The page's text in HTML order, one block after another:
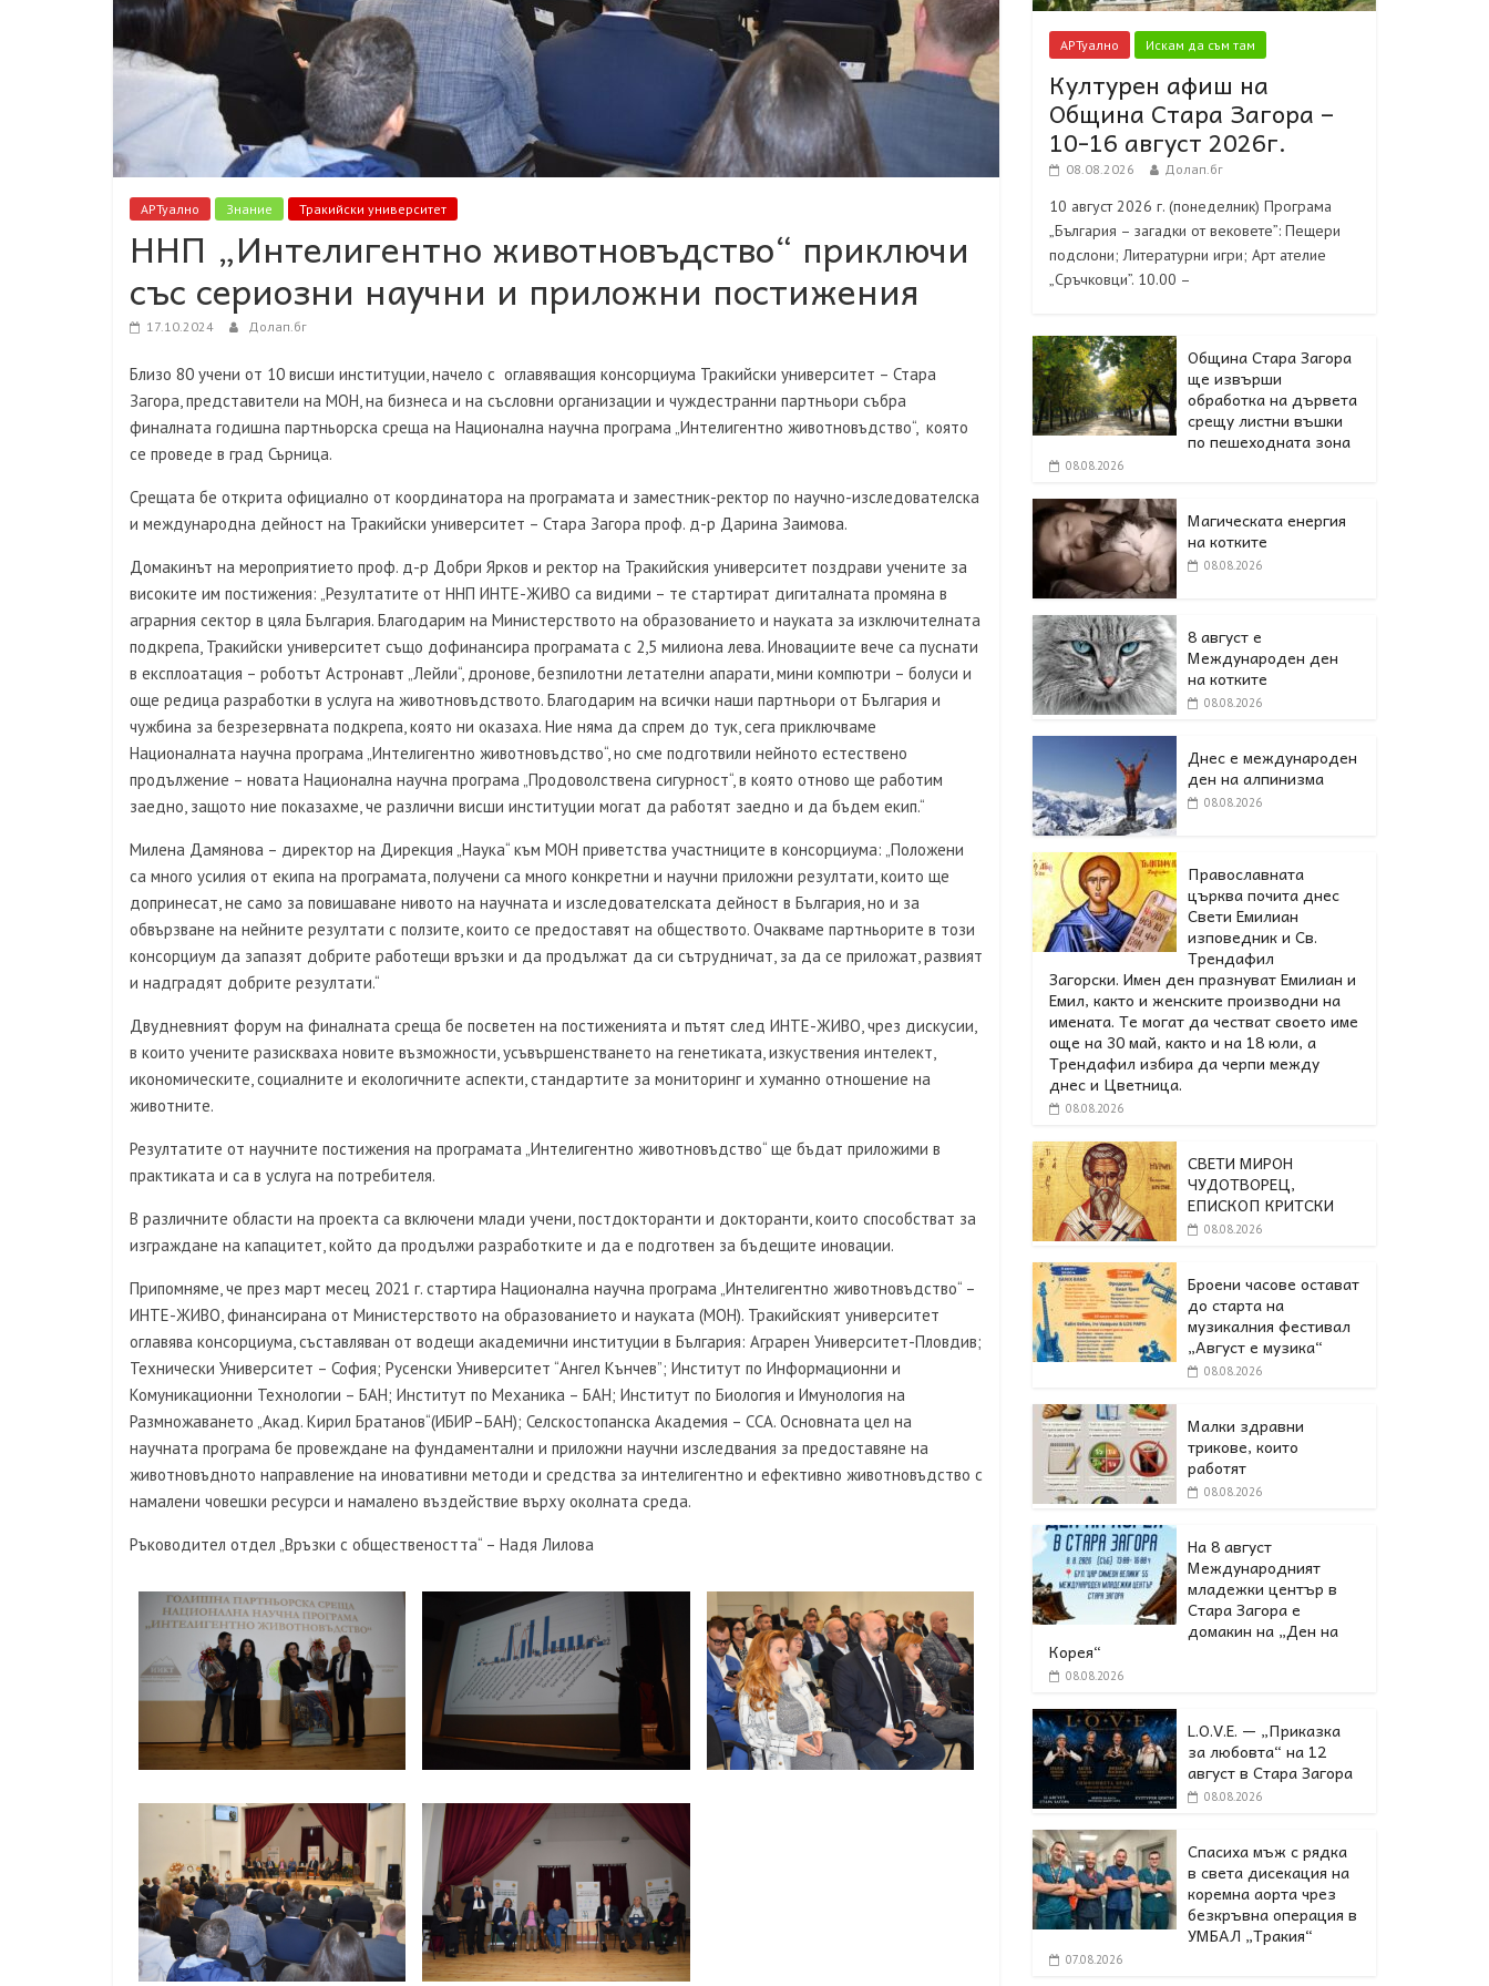
АРТуално Знание Тракийски университет
ННП „Интелигентно животновъдство“ приключи
със сериозни научни и приложни постижения
17.10.2024 Долап.бг
Близо 80 учени от 10 висши институции, начело с оглавяващия консорциума Тракийски университет – Стара
Загора, представители на МОН, на бизнеса и на съсловни организации и чуждестранни партньори събра
финалната годишна партньорска среща на Национална научна програма „Интелигентно животновъдство“, която
се проведе в град Сърница.
Срещата бе открита официално от координатора на програмата и заместник-ректор по научно-изследователска
и международна дейност на Тракийски университет – Стара Загора проф. д-р Дарина Заимова.
Домакинът на мероприятието проф. д-р Добри Ярков и ректор на Тракийския университет поздрави учените за
високите им постижения: „Резултатите от ННП ИНТЕ-ЖИВО са видими – те стартират дигиталната промяна в
аграрния сектор в цяла България. Благодарим на Министерството на образованието и науката за изключителната
подкрепа, Тракийски университет също дофинансира програмата с 2,5 милиона лева. Иновациите вече са пуснати
в експлоатация – роботът Астронавт „Лейли“, дронове, безпилотни летателни апарати, мини компютри – болуси и
още редица разработки в услуга на животновъдството. Благодарим на всички наши партньори от България и
чужбина за безрезервната подкрепа, която ни оказаха. Ние няма да спрем до тук, сега приключваме
Националната научна програма „Интелигентно животновъдство“, но сме подготвили нейното естествено
продължение – новата Национална научна програма „Продоволствена сигурност“, в която отново ще работим
заедно, защото ние показахме, че различни висши институции могат да работят заедно и да бъдем екип.“
Милена Дамянова – директор на Дирекция „Наука“ към МОН приветства участниците в консорциума: „Положени
са много усилия от екипа на програмата, получени са много конкретни и научни приложни резултати, които ще
допринесат, не само за повишаване нивото на научната и изследователската дейност в България, но и за
обвързване на нейните резултати с ползите, които се предоставят на обществото. Очакваме партньорите в този
консорциум да запазят добрите работещи връзки и да продължат да си сътрудничат, за да се приложат, развият
и надградят добрите резултати.“
Двудневният форум на финалната среща бе посветен на постиженията и пътят след ИНТЕ-ЖИВО, чрез дискусии,
в които учените разискваха новите възможности, усъвършенстването на генетиката, изкуствения интелект,
икономическите, социалните и екологичните аспекти, стандартите за мониторинг и хуманно отношение на
животните.
Резултатите от научните постижения на програмата „Интелигентно животновъдство“ ще бъдат приложими в
практиката и са в услуга на потребителя.
В различните области на проекта са включени млади учени, постдокторанти и докторанти, които способстват за
изграждане на капацитет, който да продължи разработките и да е подготвен за бъдещите иновации.
Припомняме, че през март месец 2021 г. стартира Национална научна програма „Интелигентно животновъдство“ –
ИНТЕ-ЖИВО, финансирана от Министерството на образованието и науката (МОН). Тракийският университет
оглавява консорциума, съставляван от водещи академични институции в България: Аграрен Университет-Пловдив;
Технически Университет – София; Русенски Университет “Ангел Кънчев”; Институт по Информационни и
Комуникационни Технологии – БАН; Институт по Механика – БАН; Институт по Биология и Имунология на
Размножаването „Акад. Кирил Братанов“(ИБИР–БАН); Селскостопанска Академия – ССА. Основната цел на
научната програма бе провеждане на фундаментални и приложни научни изследвания за предоставяне на
животновъдното направление на иновативни методи и средства за интелигентно и ефективно животновъдство с
намалени човешки ресурси и намалено въздействие върху околната среда.
Ръководител отдел „Връзки с обществеността“ – Надя Лилова
АРТуално Искам да съм там
Културен афиш на
Община Стара Загора –
10-16 август 2026г.
08.08.2026 Долап.бг
10 август 2026 г. (понеделник) Програма
„България – загадки от вековете”: Пещери
подслони; Литературни игри; Арт ателие
„Сръчковци”. 10.00 –
Община Стара Загора
ще извърши
обработка на дървета
срещу листни въшки
по пешеходната зона
08.08.2026
Магическата енергия
на котките
08.08.2026
8 август е
Международен ден
на котките
08.08.2026
Днес е международен
ден на алпинизма
08.08.2026
Православната
църква почита днес
Свети Емилиан
изповедник и Св.
Трендафил
Загорски. Имен ден празнуват Емилиан и
Емил, както и женските производни на
имената. Те могат да честват своето име
още на 30 май, както и на 18 юли, а
Трендафил избира да черпи между
днес и Цветница.
08.08.2026
СВЕТИ МИРОН
ЧУДОТВОРЕЦ,
ЕПИСКОП КРИТСКИ
08.08.2026
Броени часове остават
до старта на
музикалния фестивал
„Август е музика“
08.08.2026
Малки здравни
трикове, които
работят
08.08.2026
На 8 август
Международният
младежки център в
Стара Загора е
домакин на „Ден на
Корея“
08.08.2026
L.O.V.E. — „Приказка
за любовта“ на 12
август в Стара Загора
08.08.2026
Спасиха мъж с рядка
в света дисекация на
коремна аорта чрез
безкръвна операция в
УМБАЛ „Тракия“
07.08.2026